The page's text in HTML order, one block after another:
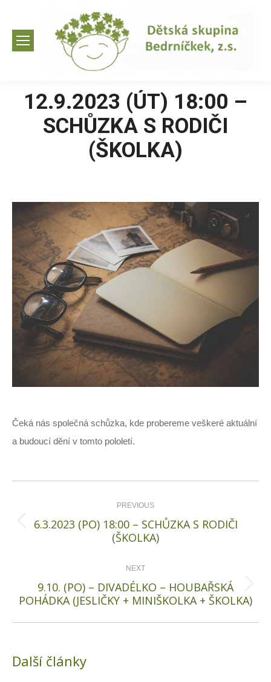
12.9.2023 (ÚT) 18:00 –
SCHŮZKA S RODIČI
(ŠKOLKA)
Čeká nás společná schůzka, kde probereme veškeré aktuální
a budoucí dění v tomto pololetí.
navigation PREVIOUS
Previous
6.3.2023 (PO) 18:00 – SCHŮZKA S RODIČI
(ŠKOLKA)
NEXT
Next
9.10. (PO) – DIVADÉLKO – HOUBAŘSKÁ
POHÁDKA (JESLIČKY + MINIŠKOLKA + ŠKOLKA)
Další články